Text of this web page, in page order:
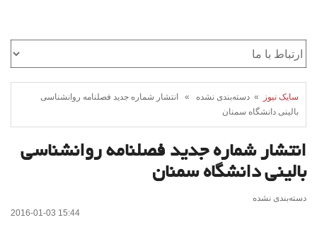
سایک نیوز
» دسته‌بندی نشده » انتشار شماره جدید فصلنامه روانشناسی
بالینی دانشگاه سمنان
انتشار شماره جدید فصلنامه روانشناسی
بالینی دانشگاه سمنان
دسته‌بندی نشده
2016-01-03 15:44